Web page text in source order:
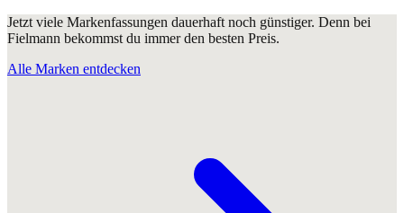
Jetzt viele Markenfassungen dauerhaft noch günstiger. Denn bei
Fielmann bekommst du immer den besten Preis.
Alle Marken entdecken